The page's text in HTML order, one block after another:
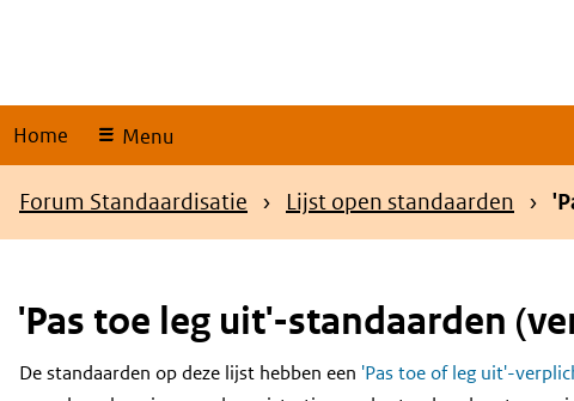
Home Menu
Kruimelpad
Forum Standaardisatie Lijst open standaarden
'Pas toe leg uit'-standaarden
De standaarden op deze lijst hebben een 'Pas toe of leg uit'-